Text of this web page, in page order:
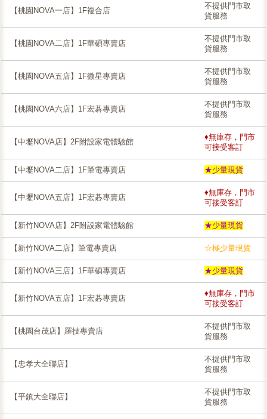
【桃園NOVA一店】1F複合店
不提供門市取
貨服務
【桃園NOVA二店】1F華碩專賣店
不提供門市取
貨服務
【桃園NOVA五店】1F微星專賣店
不提供門市取
貨服務
【桃園NOVA六店】1F宏碁專賣店
不提供門市取
貨服務
【中壢NOVA店】2F附設家電體驗館
♦無庫存，門市
可接受客訂
【中壢NOVA二店】1F筆電專賣店 ★少量現貨
【中壢NOVA五店】1F宏碁專賣店
♦無庫存，門市
可接受客訂
【新竹NOVA店】2F附設家電體驗館 ★少量現貨
【新竹NOVA二店】筆電專賣店 ☆極少量現貨
【新竹NOVA三店】1F華碩專賣店 ★少量現貨
【新竹NOVA五店】1F宏碁專賣店
♦無庫存，門市
可接受客訂
【桃園台茂店】羅技專賣店
不提供門市取
貨服務
【忠孝大全聯店】
不提供門市取
貨服務
【平鎮大全聯店】
不提供門市取
貨服務